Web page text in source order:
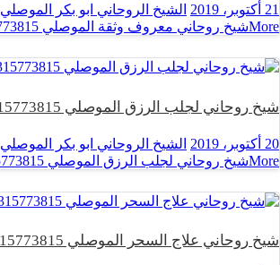
21 أكتوبر، 2019 الشيخ الروحاني ابو بكر الموصلي
Moreشيخ روحاني معروف وثقة الموصلي 00905315773815
شيخ روحاني لجلب الرزق الموصلي 00905315773815
20 أكتوبر، 2019 الشيخ الروحاني ابو بكر الموصلي
Moreشيخ روحاني لجلب الرزق الموصلي 00905315773815
شيخ روحاني علاج السحر الموصلي 00905315773815